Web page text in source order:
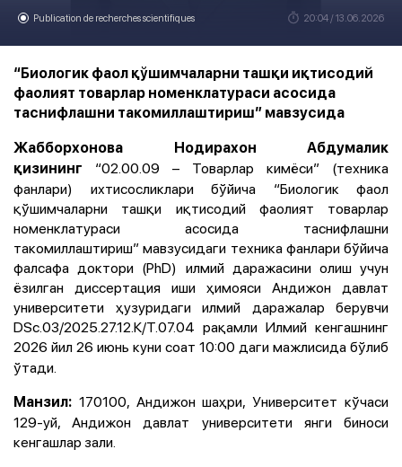
Publication de recherches scientifiques 20:04 / 13.06.2026
“Биологик фаол қўшимчаларни ташқи иқтисодий
фаолият товарлар номенклатураси асосида
таснифлашни такомиллаштириш” мавзусида
Жабборхонова Нодирахон Aбдумалик
қизининг “02.00.09 – Товарлар кимёси” (техника
фанлари) ихтисосликлари бўйича “Биологик фаол
қўшимчаларни ташқи иқтисодий фаолият товарлар
номенклатураси асосида таснифлашни
такомиллаштириш” мавзусидаги техника фанлари бўйича
фалсафа доктори (PhD) илмий даражасини олиш учун
ёзилган диссертация иши ҳимояси Aндижон давлат
университети ҳузуридаги илмий даражалар берувчи
DSc.03/2025.27.12.К/Т.07.04 рақамли Илмий кенгашнинг
2026 йил 26 июнь куни соат 10:00 даги мажлисидабўлиб
ўтади.
Манзил: 170100, Aндижон шаҳри, Университет кўчаси
129-уй, Aндижон давлат университети янги биноси
кенгашлар зали.